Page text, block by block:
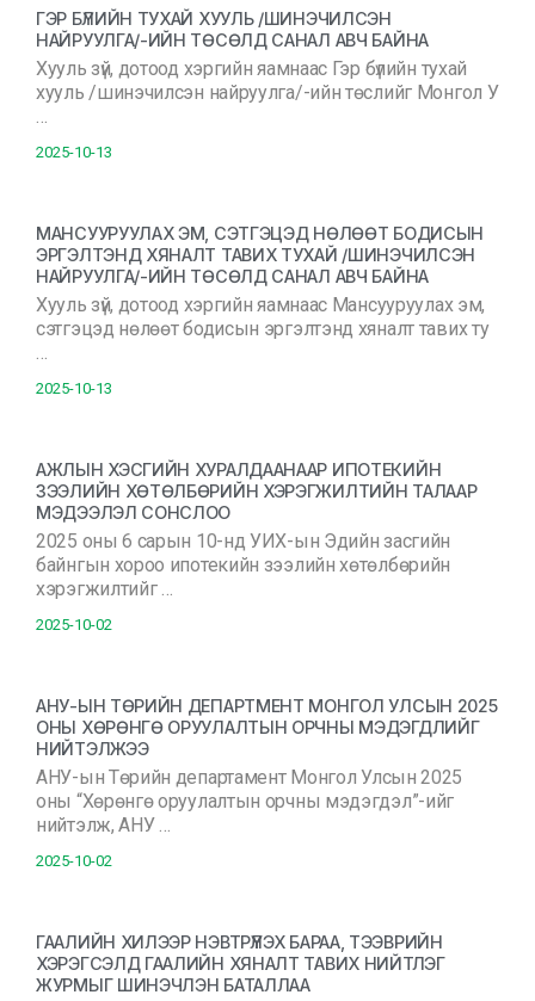
ГЭР БҮЛИЙН ТУХАЙ ХУУЛЬ /ШИНЭЧИЛСЭН
НАЙРУУЛГА/-ИЙН ТӨСӨЛД САНАЛ АВЧ БАЙНА
Хууль зүй, дотоод хэргийн яамнаас Гэр бүлийн тухай
хууль /шинэчилсэн найруулга/-ийн төслийг Монгол У
…
2025-10-13
МАНСУУРУУЛАХ ЭМ, СЭТГЭЦЭД НӨЛӨӨТ БОДИСЫН
ЭРГЭЛТЭНД ХЯНАЛТ ТАВИХ ТУХАЙ /ШИНЭЧИЛСЭН
НАЙРУУЛГА/-ИЙН ТӨСӨЛД САНАЛ АВЧ БАЙНА
Хууль зүй, дотоод хэргийн яамнаас Мансууруулах эм,
сэтгэцэд нөлөөт бодисын эргэлтэнд хяналт тавих ту
…
2025-10-13
АЖЛЫН ХЭСГИЙН ХУРАЛДААНААР ИПОТЕКИЙН
ЗЭЭЛИЙН ХӨТӨЛБӨРИЙН ХЭРЭГЖИЛТИЙН ТАЛААР
МЭДЭЭЛЭЛ СОНСЛОО
2025 оны 6 сарын 10-нд УИХ-ын Эдийн засгийн
байнгын хороо ипотекийн зээлийн хөтөлбөрийн
хэрэгжилтийг …
2025-10-02
АНУ-ЫН ТӨРИЙН ДЕПАРТМЕНТ МОНГОЛ УЛСЫН 2025
ОНЫ ХӨРӨНГӨ ОРУУЛАЛТЫН ОРЧНЫ МЭДЭГДЛИЙГ
НИЙТЭЛЖЭЭ
АНУ-ын Төрийн департамент Монгол Улсын 2025
оны “Хөрөнгө оруулалтын орчны мэдэгдэл”-ийг
нийтэлж, АНУ …
2025-10-02
ГААЛИЙН ХИЛЭЭР НЭВТРҮҮЛЭХ БАРАА, ТЭЭВРИЙН
ХЭРЭГСЭЛД ГААЛИЙН ХЯНАЛТ ТАВИХ НИЙТЛЭГ
ЖУРМЫГ ШИНЭЧЛЭН БАТАЛЛАА